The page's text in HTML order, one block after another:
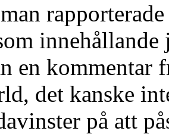
en kommentar
det kanske
på att